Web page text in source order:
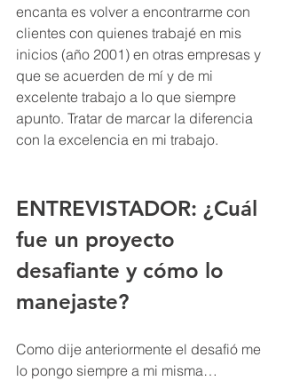
encanta es volver a encontrarme con
clientes con quienes trabajé en mis
inicios (año 2001) en otras empresas y
que se acuerden de mí y de mi
excelente trabajo a lo que siempre
apunto. Tratar de marcar la diferencia
con la excelencia en mi trabajo.
ENTREVISTADOR: ¿Cuál
fue un proyecto
desafiante y cómo lo
manejaste?
Como dije anteriormente el desafió me
lo pongo siempre a mi misma…